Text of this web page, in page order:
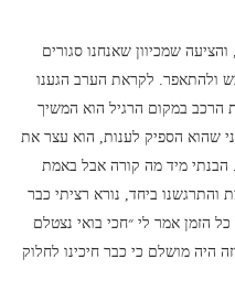
שמכיוון שאנחנו סגורים
ולהתאפר. לקראת הערב הגענו
במקום הרגיל הוא המשיך
שהוא הספיק לענות, הוא עצר את
הבנתי מיד מה קורה אבל באמת
ביחד, נורא רציתי כבר
הזמן אמר לי ״חכי בואי נצטלם
היה מושלם כי כבר חיכינו לחלוק